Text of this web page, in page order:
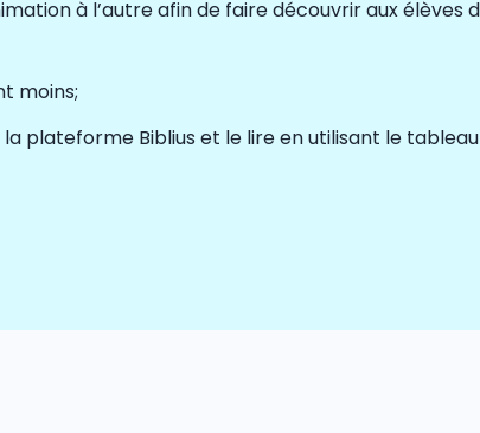
à l’autre afin de faire découvrir aux
moins;
plateforme Biblius et le lire en utilisant le